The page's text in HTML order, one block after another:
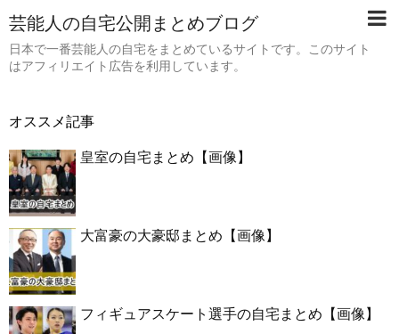
芸能人の自宅公開まとめブログ
日本で一番芸能人の自宅をまとめているサイトです。このサイト
はアフィリエイト広告を利用しています。
オススメ記事
皇室の自宅まとめ【画像】
大富豪の大豪邸まとめ【画像】
フィギュアスケート選手の自宅まとめ【画像】